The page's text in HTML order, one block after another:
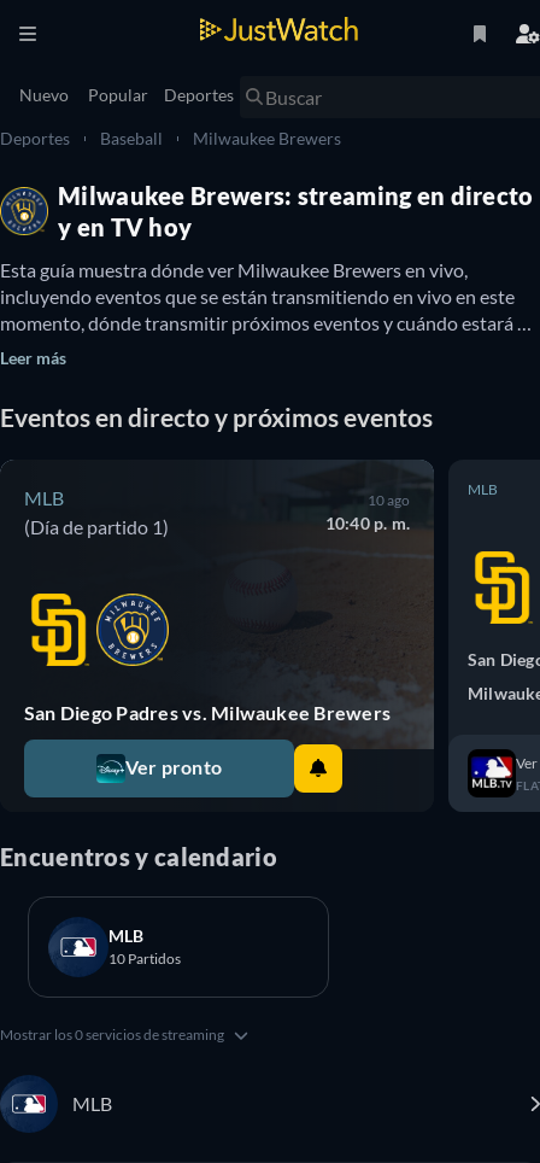
Nuevo Popular Deportes
Deportes Baseball Milwaukee Brewers
Milwaukee Brewers: streaming en directo
y en TV hoy
Esta guía muestra dónde ver Milwaukee Brewers en vivo,
incluyendo eventos que se están transmitiendo en vivo en este
momento, dónde transmitir próximos eventos y cuándo estará
disponible Milwaukee Brewers en TV. También podés enterarte si
Leer más
Eventos en directo y próximos eventos
MLB
(Día de partido 1)
10 ago
10:40 p. m.
San Diego Padres vs. Milwaukee Brewers
Ver pronto
MLB
San
Encuentros y calendario
MLB
10 Partidos
Mostrar los 0 servicios de streaming
MLB